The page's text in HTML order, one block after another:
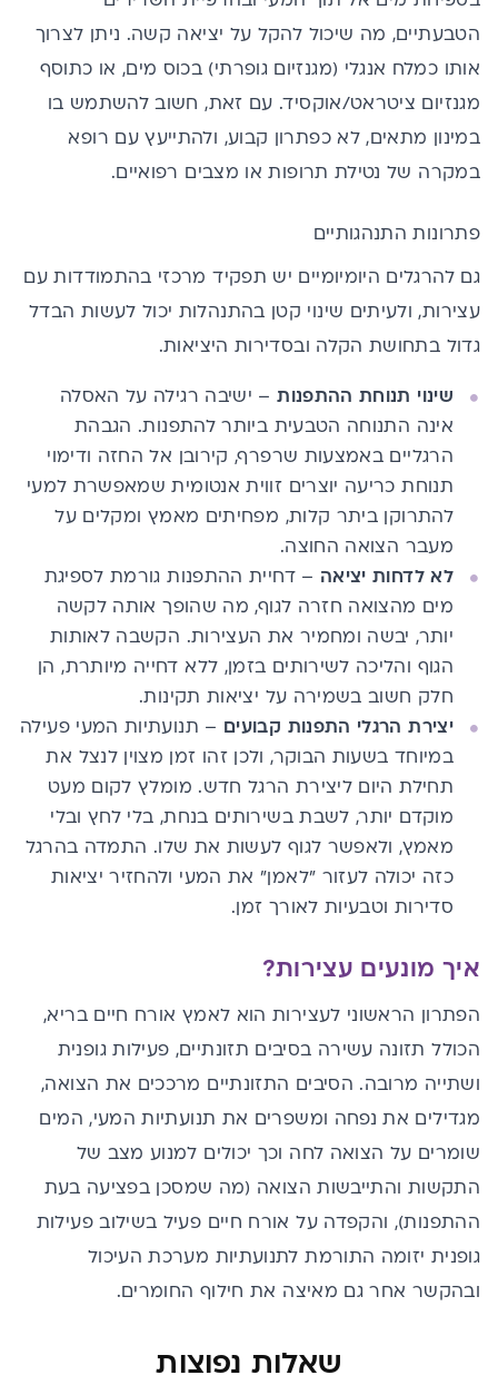
הטבעתיים, מה שיכול להקל על יציאה קשה. ניתן לצרוך
אותו כמלח אנגלי (מגנזיום גופרתי) בכוס מים, או כתוסף
מגנזיום ציטראט/אוקסיד. עם זאת, חשוב להשתמש בו
במינון מתאים, לא כפתרון קבוע, ולהתייעץ עם רופא
במקרה של נטילת תרופות או מצבים רפואיים.
פתרונות התנהגותיים
גם להרגלים היומיומיים יש תפקיד מרכזי בהתמודדות עם
עצירות, ולעיתים שינוי קטן בהתנהלות יכול לעשות הבדל
גדול בתחושת הקלה ובסדירות היציאות.
שינוי תנוחת ההתפנות– ישיבה רגילה על האסלה
אינה התנוחה הטבעית ביותר להתפנות. הגבהת
הרגליים באמצעות שרפרף, קירובן אל החזה ודימוי
תנוחת כריעה יוצרים זווית אנטומית שמאפשרת למעי
להתרוקן ביתר קלות, מפחיתים מאמץ ומקלים על
מעבר הצואה החוצה.
לא לדחות יציאה – דחיית ההתפנות גורמת לספיגת
מים מהצואה חזרה לגוף, מה שהופך אותה לקשה
יותר, יבשה ומחמיר את העצירות. הקשבה לאותות
הגוף והליכה לשירותים בזמן, ללא דחייה מיותרת, הן
חלק חשוב בשמירה על יציאות תקינות.
יצירת הרגלי התפנות קבועים – תנועתיות המעי פעילה
במיוחד בשעות הבוקר, ולכן זהו זמן מצוין לנצל את
תחילת היום ליצירת הרגל חדש. מומלץ לקום מעט
מוקדם יותר, לשבת בשירותים בנחת, בלי לחץ ובלי
מאמץ, ולאפשר לגוף לעשות את שלו. התמדה בהרגל
כזה יכולה לעזור "לאמן" את המעי ולהחזיר יציאות
סדירות וטבעיות לאורך זמן.
איך מונעים עצירות?
הפתרון הראשוני לעצירות הוא לאמץ אורח חיים בריא,
הכולל תזונה עשירה בסיבים תזונתיים, פעילות גופנית
ושתייה מרובה. הסיבים התזונתיים מרככים את הצואה,
מגדילים את נפחה ומשפרים את תנועתיות המעי, המים
שומרים על הצואה לחה וכך יכולים למנוע מצב של
התקשות והתייבשות הצואה (מה שמסכן בפציעה בעת
ההתפנות), והקפדה על אורח חיים פעיל בשילוב פעילות
גופנית יזומה התורמת לתנועתיות מערכת העיכול
ובהקשר אחר גם מאיצה את חילוף החומרים.
שאלות נפוצות